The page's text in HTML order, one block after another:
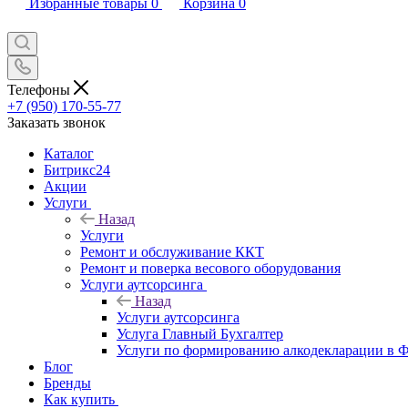
Избранные товары 0 Корзина 0
Телефоны
+7 (950) 170-55-77
Заказать звонок
Каталог
Битрикс24
Акции
Услуги
Назад
Услуги
Ремонт и обслуживание ККТ
Ремонт и поверка весового оборудования
Услуги аутсорсинга
Назад
Услуги аутсорсинга
Услуга Главный Бухгалтер
Услуги по формированию алкодекларации в
Блог
Бренды
Как купить